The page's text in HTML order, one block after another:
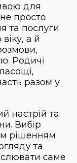
для
просто
та послуги
а й
Родичі
разом у
настрій та
Вибір
рішенням
та
саме